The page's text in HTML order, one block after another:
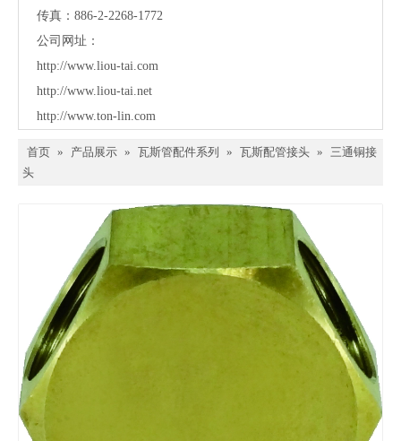
传真：886-2-2268-1772
公司网址：
http://www.liou-tai.com
http://www.liou-tai.net
http://www.ton-lin.com
首页 » 产品展示 » 瓦斯管配件系列 » 瓦斯配管接头 »
三通铜接
头